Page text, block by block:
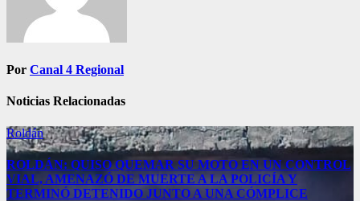
Por Canal 4 Regional
Noticias Relacionadas
Roldán
ROLDÁN: QUISO QUEMAR SU MOTO EN UN CONTROL
VIAL, AMENAZÓ DE MUERTE A LA POLICÍA Y
TERMINÓ DETENIDO JUNTO A UNA CÓMPLICE